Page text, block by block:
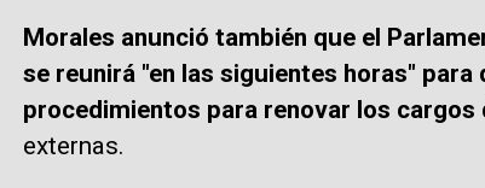
Morales anunció también que el
se reunirá "en las siguientes horas"
procedimientos para renovar los cargos
externas.